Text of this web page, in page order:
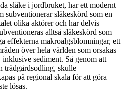
släke i jordbruket, har ett modernt
subventionerar släkeskörd som en
olika aktörer och har delvis
alltså släkeskörd som
effekterna makroalgsblomningar, ett
över hela världen som orsakas
sediment. Så genom att
trädgårdsodling, skulle
på regional skala för att göra
lösas.